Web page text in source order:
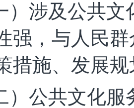
） 涉及公共文
强，与人民
措施、发展
）公共文化